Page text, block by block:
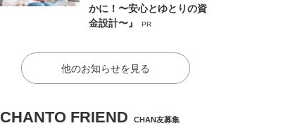
かに！〜安心とゆとりの資
金設計〜』
PR
他のお知らせを見る
CHANTO FRIEND CHAN友募集